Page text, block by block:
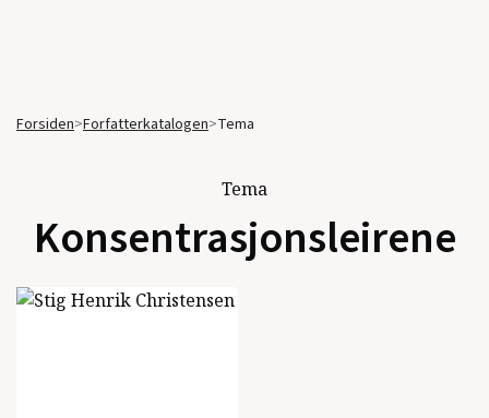
Forsiden>Forfatterkatalogen>Tema
Tema
Konsentrasjonsleirene